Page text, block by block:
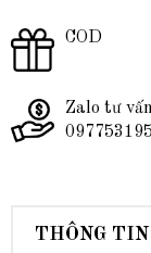
COD
Zalo tư vấn
THÔNG